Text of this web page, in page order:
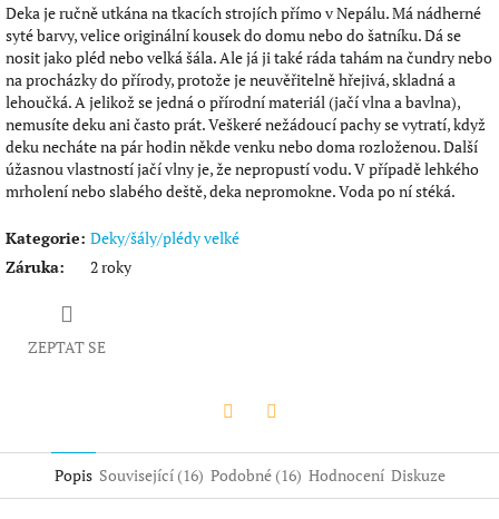
Deka je ručně utkána na tkacích strojích přímo v Nepálu. Má nádherné
syté barvy, velice originální kousek do domu nebo do šatníku. Dá se
nosit jako pléd nebo velká šála. Ale já ji také ráda tahám na čundry nebo
na procházky do přírody, protože je neuvěřitelně hřejivá, skladná a
lehoučká. A jelikož se jedná o přírodní materiál (jačí vlna a bavlna),
nemusíte deku ani často prát. Veškeré nežádoucí pachy se vytratí, když
deku necháte na pár hodin někde venku nebo doma rozloženou. Další
úžasnou vlastností jačí vlny je, že nepropustí vodu. V případě lehkého
mrholení nebo slabého deště, deka nepromokne. Voda po ní stéká.
Kategorie: Deky/šály/plédy velké
Záruka: 2 roky
ZEPTAT SE
Popis Související (16) Podobné (16) Hodnocení Diskuze